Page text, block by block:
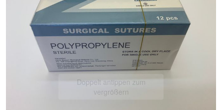
Doppelt antippen zum
vergrößern